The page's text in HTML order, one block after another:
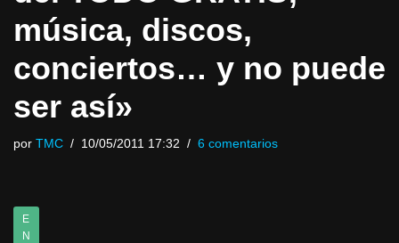
música, discos,
conciertos… y no puede
ser así»
por TMC 10/05/2011 17:32 6 comentarios
E
N